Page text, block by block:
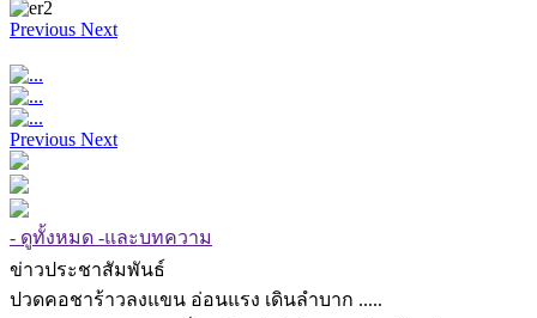
Previous Next
Previous Next
- ดูทั้งหมด -และบทความ
ข่าวประชาสัมพันธ์
ปวดคอชาร้าวลงแขน อ่อนแรง เดินลำบาก .....